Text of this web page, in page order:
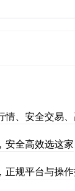
情、安全交易
安全高效选这家
正规平台与操